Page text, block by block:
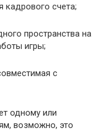
кадрового счета;
пространства на
игры;
с
одному или
возможно, это